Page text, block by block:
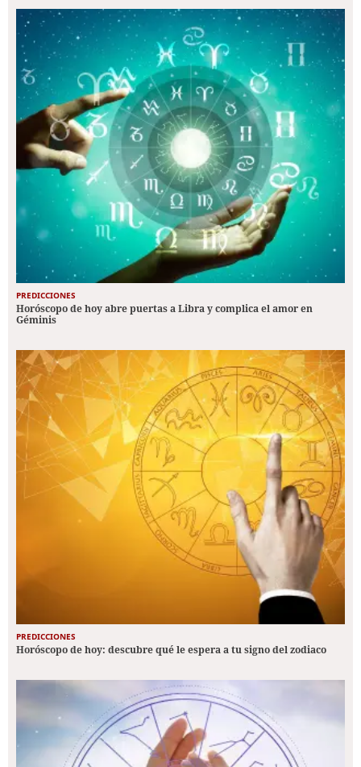
PREDICCIONES
Horóscopo de hoy abre puertas a Libra y complica el amor en
Géminis
PREDICCIONES
Horóscopo de hoy: descubre qué le espera a tu signo del zodiaco